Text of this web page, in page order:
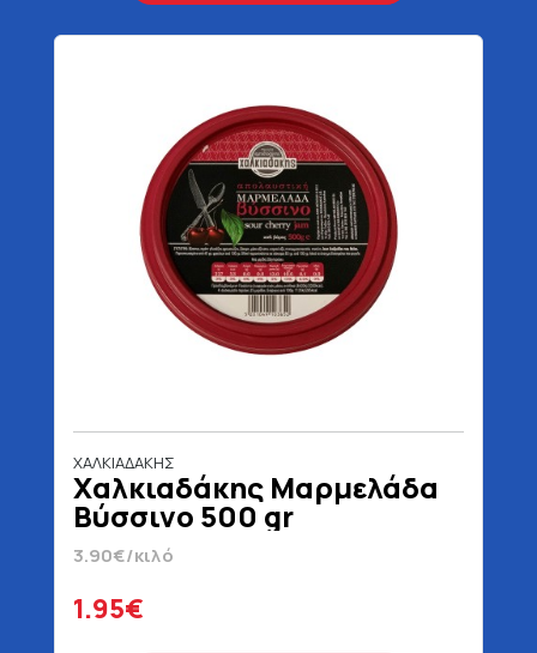
ΧΑΛΚΙΑΔΑΚΗΣ
Χαλκιαδάκης Μαρμελάδα
Βύσσινο 500 gr
3.90€/κιλό
1.95€